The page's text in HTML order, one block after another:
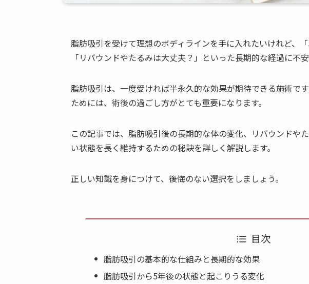
脂肪吸引を受けて理想のボディラインを手に入れたいけれど、
「リバウンドやたるみは大丈夫？」といった長期的な経過に不
脂肪吸引は、一度受ければ半永久的な効果が期待できる施術で
ためには、術後の過ごし方がとても重要になります。
この記事では、脂肪吸引後の長期的な体の変化、リバウンドや
い状態を長く維持するための秘訣を詳しく解説します。
正しい知識を身につけて、後悔のない選択をしましょう。
目次
脂肪吸引の基本的な仕組みと長期的な効果
脂肪吸引から5年後の状態と起こりうる変化